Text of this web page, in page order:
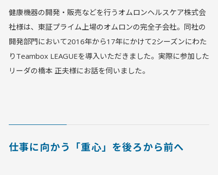
健康機器の開発・販売などを行うオムロンヘルスケア株式会
社様は、東証プライム上場のオムロンの完全子会社。同社の
開発部門において2016年から17年にかけて2シーズンにわた
りTeambox LEAGUEを導入いただきました。実際に参加した
リーダの橋本 正夫様にお話を伺いました。
仕事に向かう「重心」を後ろから前へ